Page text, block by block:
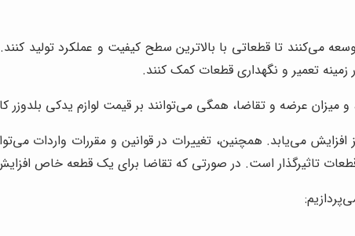
می‌کنند تا قطعاتی با بالاترین سطح کیفیت و عملکرد تولید
تعمیر و نگهداری قطعات کمک کنند.
میزان عرضه و تقاضا، همگی می‌توانند بر قیمت لوازم یدکی بلدوزر
می‌یابد. همچنین، تغییرات در قوانین و مقررات واردات
تاثیرگذار است. در صورتی که تقاضا برای یک قطعه خاص